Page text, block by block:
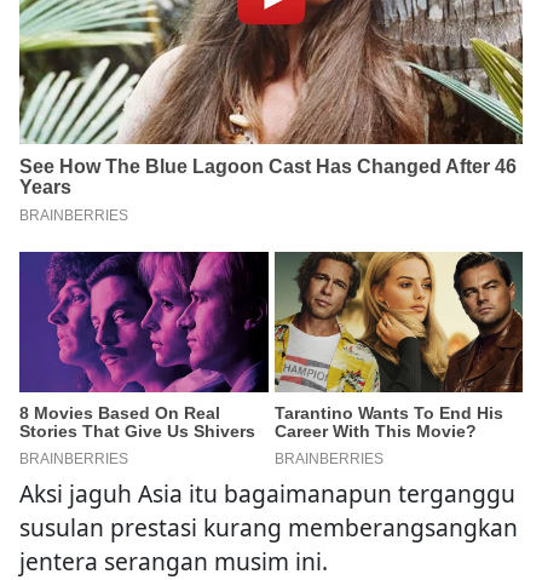
Aksi jaguh Asia itu bagaimanapun terganggu
susulan prestasi kurang memberangsangkan
jentera serangan musim ini.